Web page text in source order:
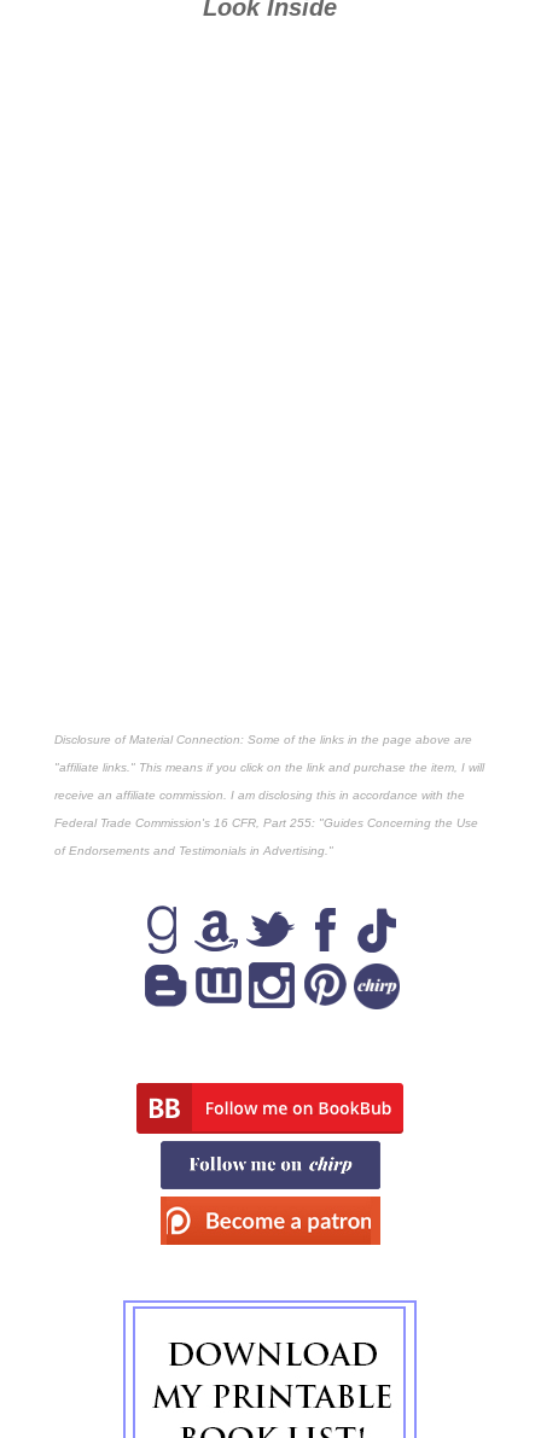
Look Inside
Disclosure of Material Connection: Some of the links in the page above are
"affiliate links." This means if you click on the link and purchase the item, I will
receive an affiliate commission. I am disclosing this in accordance with the
Federal Trade Commission's 16 CFR, Part 255: "Guides Concerning the Use
of Endorsements and Testimonials in Advertising."